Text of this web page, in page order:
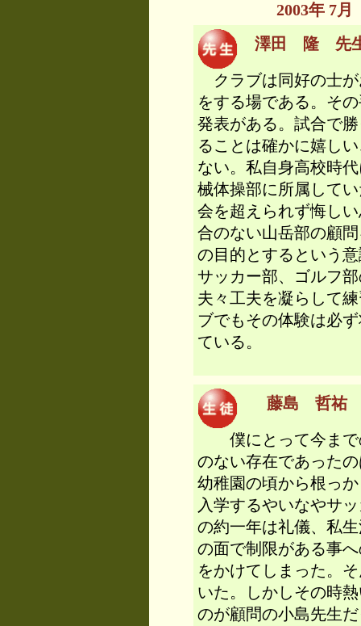
2003年 7
澤田 隆 先
クラブは同好の士が
をする場である。そ
発表がある。試合で
ることは確かに嬉し
ない。私自身高校時
械体操部に所属して
会を超えられず悔し
合のない山岳部の顧
の目的とするという
サッカー部、ゴルフ
夫々工夫を凝らして
ブでもその体験は必
ている。
藤島 哲祐
僕にとって今まで
のない存在であった
幼稚園の頃から根っ
入学するやいなやサ
の約一年は礼儀、私
の面で制限がある事
をかけてしまった。
いた。しかしその時
のが顧問の小島先生